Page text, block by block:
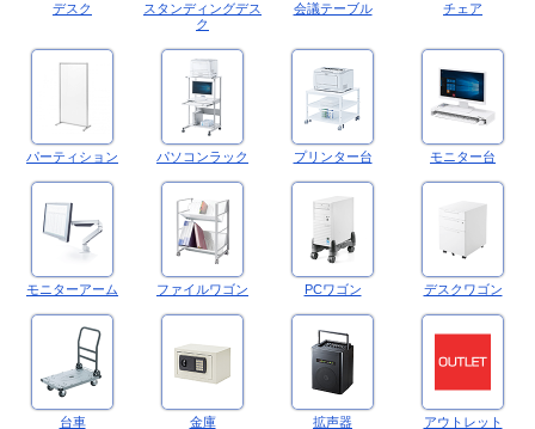
デスク
スタンディングデス
ク
会議テーブル チェア
パーティション パソコンラック プリンター台 モニター台
モニターアーム ファイルワゴン PCワゴン デスクワゴン
台車 金庫 拡声器 アウトレット